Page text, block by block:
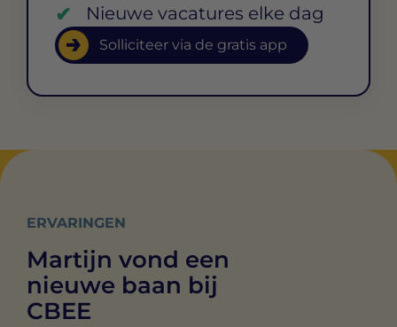
Nieuwe vacatures elke dag
Solliciteer via de gratis app
ERVARINGEN
Martijn vond een
nieuwe baan bij
CBEE